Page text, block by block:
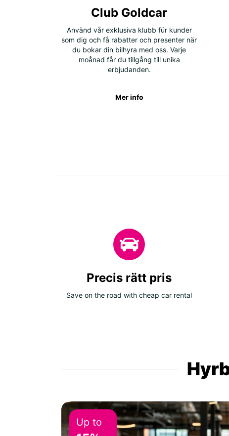
Club Goldcar
Använd vår exklusiva klubb für kunder
som dig och få rabatter och presenter när
du bokar din bilhyra med oss. Varje
moånad får du tillgång till unika
erbjudanden.
Mer info
Precis rätt pris
Save on the road with cheap car rental
Up to